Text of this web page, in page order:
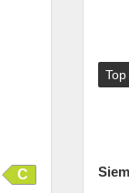
C